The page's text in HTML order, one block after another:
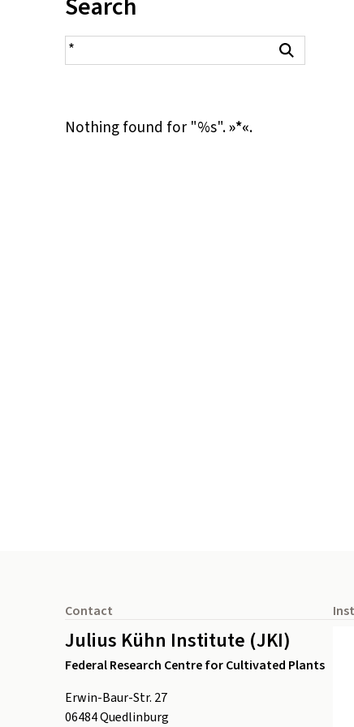
search result
Nothing found for "%s".»*«.
Contact
Julius Kühn Institute (JKI)
Federal Research Centre for Cultivated Plants
Erwin-Baur-Str. 27
06484Quedlinburg